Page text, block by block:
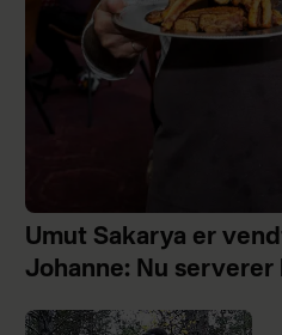
Umut Sakarya er
Johanne: Nu